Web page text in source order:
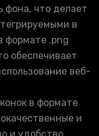
фона, что делает
в
формате .png
обеспечивает
веб-
в формате
и